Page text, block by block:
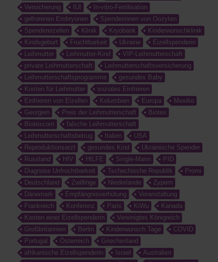
Versicherung
IUI
In-vitro-Fertilisation
gefrorenen Embryonen
Spenderinnen von Oozyten
Spendereizellen
Klinik Kryobank
Kinderwunschklinik
Kindsgeburt
Fruchtbarkeit Ukraine
Eizellspenderin
Leihmutter
Leihmutter-Kind
VIP-Leihmutterschaft
private Leihmutterschaft
Leihmutterschaftsversicherung
Leihmutterschaftsprogramme
gesundes Baby
Kosten für Leihmutter
soziales Einfrieren
Einfrieren von Eizellen
Kolumbien Europa
Mexiko
Georgien
Preis der Leihmutterschaft
Biotex
Biotexcom
falsche Leihmutterschaft
Leihmutterschaftsbetrug
Italien
USA
Reproduktionsarzt
gesundes Kind
Ukrainische Spender
Russland
HIV HILFE Single-Mann
PID
Diagnose Unfruchtbarkeit
Tschechische Republik
Promi
Deutschland
Zwillinge Niederlande
Zypern
Dänemark
Empfängnisverhütung
Veranstaltung
Frankreich
Konferenz Paris KiWu
Kanada
Kosten einer Eizellspenderin
Vereinigtes Königreich
Großbritannien
Berlin Kinderwunsch Tage
COVID
Portugal
Österreich
Griechenland
afrikanische Eizellspenderin
Israel
Australien